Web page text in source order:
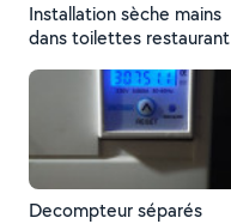
Installation sèche mains
dans toilettes restaurant
Decompteur séparés